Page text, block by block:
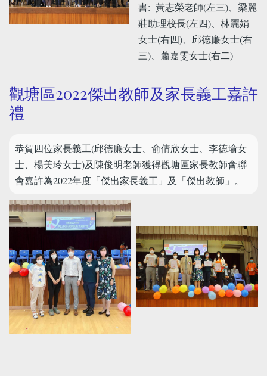
書: 黃志榮老師(左三)、梁麗
莊助理校長(左四)、林麗娟
女士(右四)、邱德廉女士(右
三)、蕭嘉雯女士(右二)
觀塘區2022傑出教師及家長義工嘉許
禮
恭賀四位家長義工(邱德廉女士、俞倩欣女士、李德瑜女
士、楊美玲女士)及陳俊明老師獲得觀塘區家長教師會聯
會嘉許為2022年度「傑出家長義工」及「傑出教師」。